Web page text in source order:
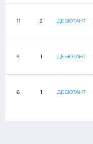
11 2 ДЕБЮТАНТ
4 1 ДЕБЮТАНТ
6 1 ДЕБЮТАНТ